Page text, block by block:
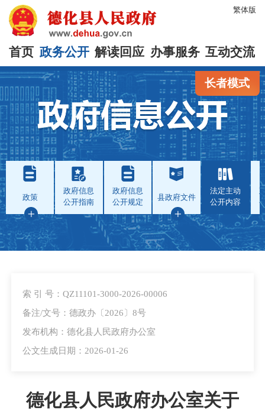
繁体版
首页 政务公开 解读回应 办事服务 互动交流
长者模式
政策
政府信息
公开指南
政府信息
公开规定
县政府文件
法定主动
公开内容
索 引 号：QZ11101-3000-2026-00006
备注/文号：德政办〔2026〕8号
发布机构：德化县人民政府办公室
公文生成日期：2026-01-26
德化县人民政府办公室关于